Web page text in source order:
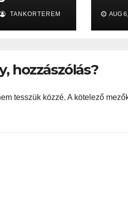
to
TANKORTEREM AUG
hozzászólás?
tesszük közzé. A kötelező